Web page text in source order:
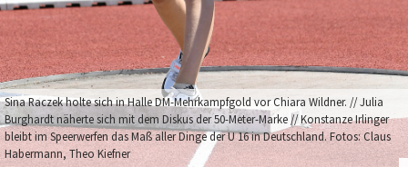
Sina Raczek holte sich in Halle DM-Mehrkampfgold vor Chiara Wildner. // Julia
Burghardt näherte sich mit dem Diskus der 50-Meter-Marke // Konstanze Irlinger
bleibt im Speerwerfen das Maß aller Dinge der U 16 in Deutschland. Fotos: Claus
Habermann, Theo Kiefner